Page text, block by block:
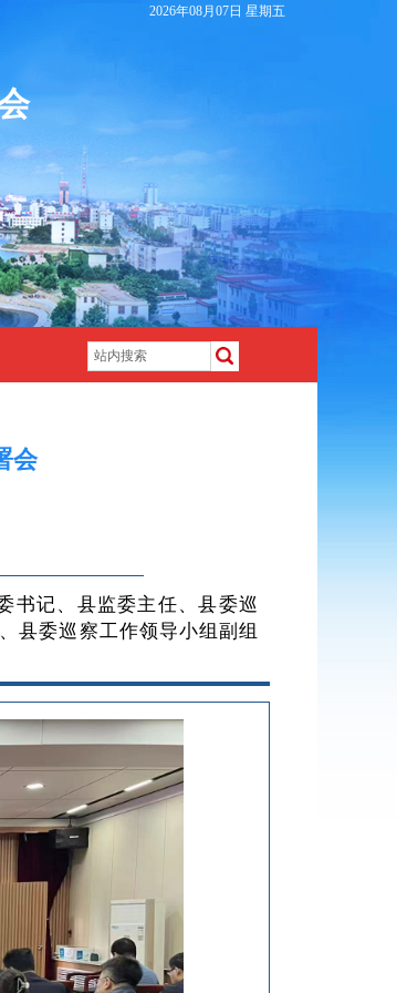
2026年08月07日 星期五
会
书记、县监委主任、县委巡
县委巡察工作领导小组副组